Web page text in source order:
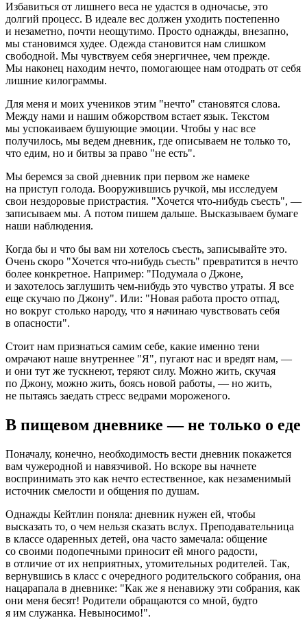
Избавиться от лишнего веса не удастся в одночасье, это
долгий процесс. В идеале вес должен уходить постепенно
и незаметно, почти неощутимо. Просто однажды, внезапно,
мы становимся худее. Одежда становится нам слишком
свободной. Мы чувствуем себя энергичнее, чем прежде.
Мы наконец находим нечто, помогающее нам отодрать от себя
лишние килограммы.
Для меня и моих учеников этим "нечто" становятся слова.
Между нами и нашим обжорством встает язык. Текстом
мы успокаиваем бушующие эмоции. Чтобы у нас все
получилось, мы ведем дневник, где описываем не только то,
что едим, но и битвы за право "не есть".
Мы беремся за свой дневник при первом же намеке
на приступ голода. Вооружившись ручкой, мы исследуем
свои нездоровые пристрастия. "Хочется что-нибудь съесть", —
записываем мы. А потом пишем дальше. Высказываем бумаге
наши наблюдения.
Когда бы и что бы вам ни хотелось съесть, записывайте это.
Очень скоро "Хочется что-нибудь съесть" превратится в нечто
более конкретное. Например: "Подумала о Джоне,
и захотелось заглушить чем-нибудь это чувство утраты. Я все
еще скучаю по Джону". Или: "Новая работа просто отпад,
но вокруг столько народу, что я начинаю чувствовать себя
в опасности".
Стоит нам признаться самим себе, какие именно тени
омрачают наше внутреннее "Я", пугают нас и вредят нам, —
и они тут же тускнеют, теряют силу. Можно жить, скучая
по Джону, можно жить, боясь новой работы, — но жить,
не пытаясь заедать стресс ведрами мороженого.
В пищевом дневнике — не только о еде
Поначалу, конечно, необходимость вести дневник покажется
вам чужеродной и навязчивой. Но вскоре вы начнете
воспринимать это как нечто естественное, как незаменимый
источник смелости и общения по душам.
Однажды Кейтлин поняла: дневник нужен ей, чтобы
высказать то, о чем нельзя сказать вслух. Преподавательница
в классе одаренных детей, она часто замечала: общение
со своими подопечными приносит ей много радости,
в отличие от их неприятных, утомительных родителей. Так,
вернувшись в класс с очередного родительского собрания, она
нацарапала в дневнике: "Как же я ненавижу эти собрания, как
они меня бесят! Родители обращаются со мной, будто
я им служанка. Невыносимо!".